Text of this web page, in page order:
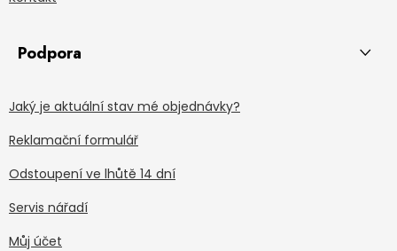
Podpora
Jaký je aktuální stav mé objednávky?
Reklamační formulář
Odstoupení ve lhůtě 14 dní
Servis nářadí
Můj účet